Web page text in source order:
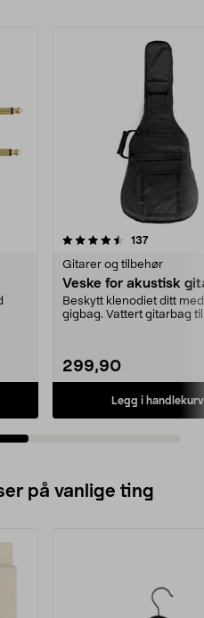
137
Gitarer og tilbehør
Veske for akustisk
Beskytt klenodiet ditt
gigbag. Vattert gitarbag
299,90
Legg i handlekurv
4.0av 5 stjerner
på vanlige ting